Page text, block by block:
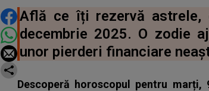
DISTRIBUIE ARTICOLUL
Află ce îți rezervă astrele,
decembrie 2025. O zodie
unor pierderi financiare
Descoperă horoscopul pentru marți,